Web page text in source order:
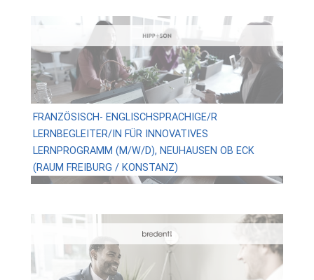
FRANZÖSISCH- ENGLISCHSPRACHIGE/R
LERNBEGLEITER/IN FÜR INNOVATIVES
LERNPROGRAMM (M/W/D), NEUHAUSEN OB ECK
(RAUM FREIBURG / KONSTANZ)